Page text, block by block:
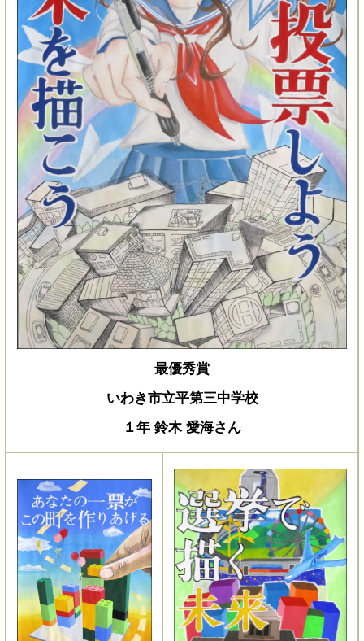
最優秀賞
いわき市立平第三中学校
１年 鈴木 愛海さん